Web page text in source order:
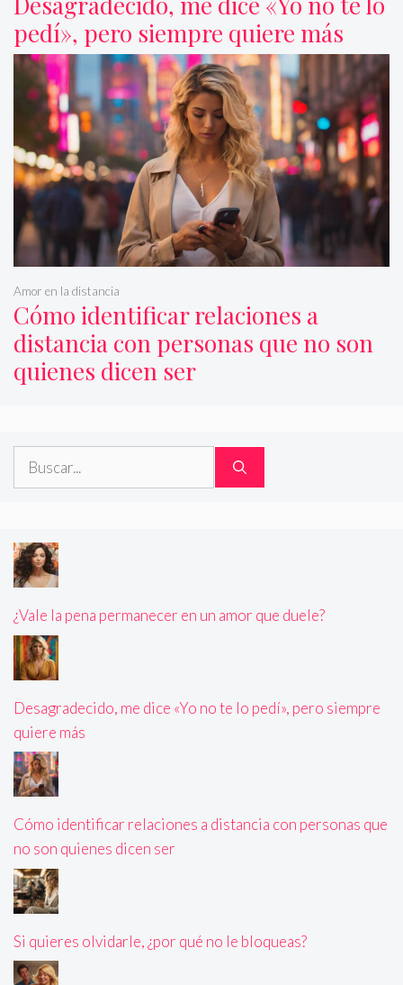
pedí», pero siempre quiere más
Cómo identificar relaciones a
distancia con personas que no son
quienes dicen ser
Amor en la distancia
Buscar:
¿Vale la pena permanecer en un amor que duele?
Desagradecido, me dice «Yo no te lo pedí», pero siempre
quiere más
Cómo identificar relaciones a distancia con personas que
no son quienes dicen ser
Si quieres olvidarle, ¿por qué no le bloqueas?